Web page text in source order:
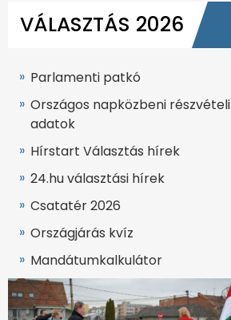
VÁLASZTÁS 2026
Parlamenti patkó
Országos napközbeni részvételi
adatok
Hírstart Választás hírek
24.hu választási hírek
Csatatér 2026
Országjárás kvíz
Mandátumkalkulátor